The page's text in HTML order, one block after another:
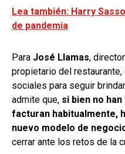
Lea también: Harry
de pandemia
Para José Llamas,
propietario del
sociales para seguir
admite que, si bien no
facturan habitualmente,
nuevo modelo de
cerrar ante los retos de la